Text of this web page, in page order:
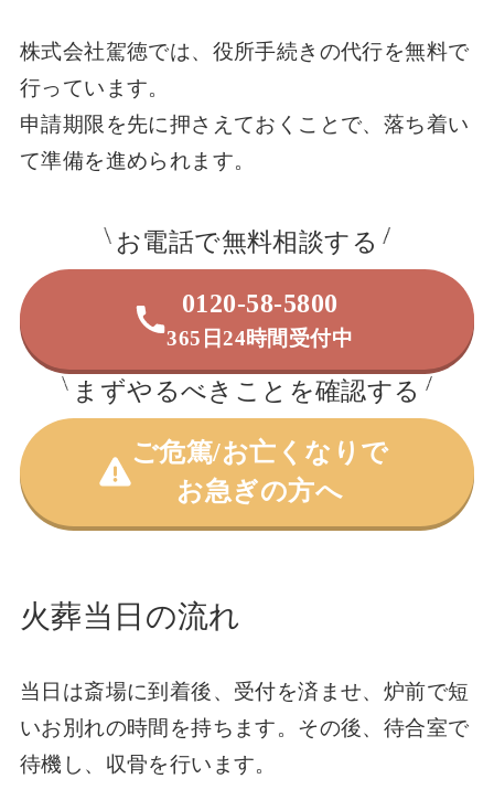
株式会社駕徳では、役所手続きの代行を無料で
行っています。
申請期限を先に押さえておくことで、落ち着い
て準備を進められます。
お電話で無料相談する
0120-58-5800
365日24時間受付中
まずやるべきことを確認する
ご危篤/お亡くなりで
お急ぎの方へ
火葬当日の流れ
当日は斎場に到着後、受付を済ませ、炉前で短
いお別れの時間を持ちます。その後、待合室で
待機し、収骨を行います。